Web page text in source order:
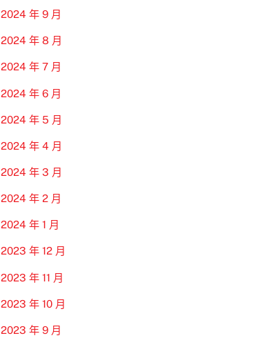
2024 年 9 月
2024 年 8 月
2024 年 7 月
2024 年 6 月
2024 年 5 月
2024 年 4 月
2024 年 3 月
2024 年 2 月
2024 年 1 月
2023 年 12 月
2023 年 11 月
2023 年 10 月
2023 年 9 月